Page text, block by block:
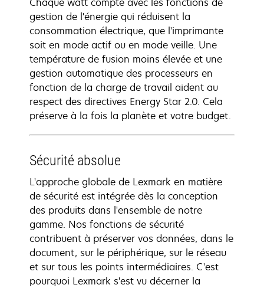
gestion de l'énergie qui réduisent la
consommation électrique, que l'imprimante
soit en mode actif ou en mode veille. Une
température de fusion moins élevée et une
gestion automatique des processeurs en
fonction de la charge de travail aident au
respect des directives Energy Star 2.0. Cela
préserve à la fois la planète et votre budget.
Sécurité absolue
L'approche globale de Lexmark en matière
de sécurité est intégrée dès la conception
des produits dans l'ensemble de notre
gamme. Nos fonctions de sécurité
contribuent à préserver vos données, dans le
document, sur le périphérique, sur le réseau
et sur tous les points intermédiaires. C'est
pourquoi Lexmark s'est vu décerner la